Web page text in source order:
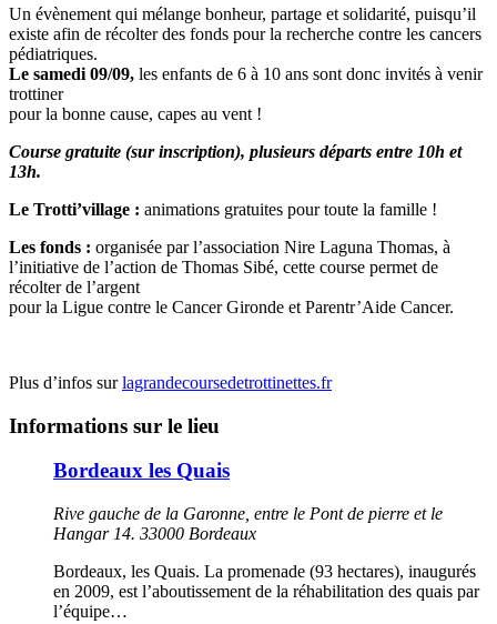
Un évènement qui mélange bonheur, partage et solidarité, puisqu’il
existe afin de récolter des fonds pour la recherche contre les cancers
pédiatriques.
Le samedi 09/09, les enfants de 6 à 10 ans sont donc invités à venir
trottiner
pour la bonne cause, capes au vent !
Course gratuite (sur inscription), plusieurs départs entre 10h et
13h.
Le Trotti’village : animations gratuites pour toute la famille !
Les fonds : organisée par l’association Nire Laguna Thomas, à
l’initiative de l’action de Thomas Sibé, cette course permet de
récolter de l’argent
pour la Ligue contre le Cancer Gironde et Parentr’Aide Cancer.
Plus d’infos surlagrandecoursedetrottinettes.fr
Informations sur le lieu
Bordeaux les Quais
Rive gauche de la Garonne, entre le Pont de pierre et le
Hangar 14. 33000 Bordeaux
Bordeaux, les Quais. La promenade (93 hectares), inaugurés
en 2009, est l’aboutissement de la réhabilitation des quais par
l’équipe…